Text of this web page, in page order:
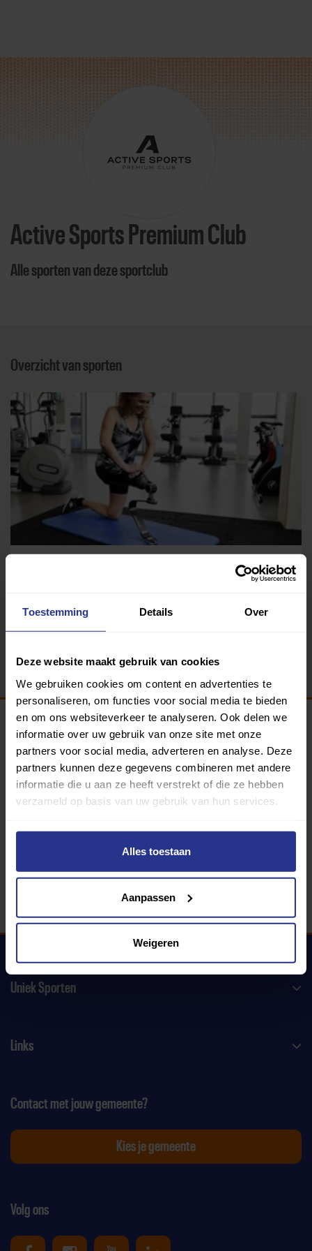
Toestemming Details Over
Deze website maakt gebruik van cookies
We gebruiken cookies om content en advertenties te
personaliseren, om functies voor social media te bieden
en om ons websiteverkeer te analyseren. Ook delen we
informatie over uw gebruik van onze site met onze
partners voor social media, adverteren en analyse. Deze
partners kunnen deze gegevens combineren met andere
informatie die u aan ze heeft verstrekt of die ze hebben
verzameld op basis van uw gebruik van hun services.
Alles toestaan
Aanpassen
Weigeren
Active Sports Premium Club
Alle sporten van deze sportclub
Overzicht van sporten
Programma van:
340 gemeenten
Uniek Sporten
Links
Volg ons
Contact met jouw gemeente?
Kies je gemeente